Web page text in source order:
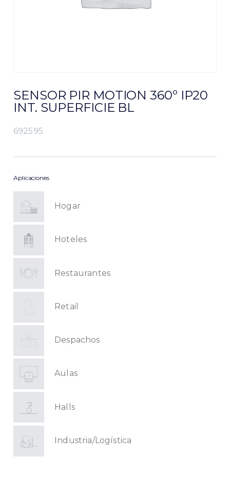
SENSOR PIR MOTION 360º IP20
INT. SUPERFICIE BL
692595
Aplicaciones
Hogar
Hoteles
Restaurantes
Retail
Despachos
Aulas
Halls
Industria/Logística